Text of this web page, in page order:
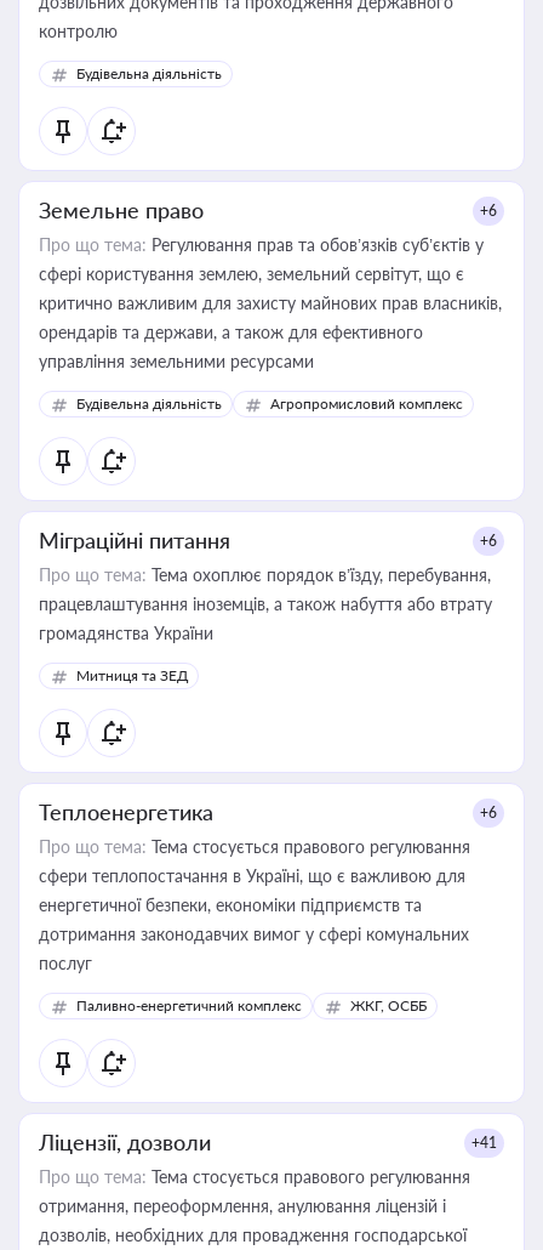
контролю
Будівельна діяльність
Земельне право +6
Про що тема: Регулювання прав та обов’язків суб’єктів у
сфері користування землею, земельний сервітут, що є
критично важливим для захисту майнових прав власників,
орендарів та держави, а також для ефективного
управління земельними ресурсами
Будівельна діяльність Агропромисловий комплекс
Міграційні питання +6
Про що тема: Тема охоплює порядок в’їзду, перебування,
працевлаштування іноземців, а також набуття або втрату
громадянства України
Митниця та ЗЕД
Теплоенергетика +6
Про що тема: Тема стосується правового регулювання
сфери теплопостачання в Україні, що є важливою для
енергетичної безпеки, економіки підприємств та
дотримання законодавчих вимог у сфері комунальних
послуг
Паливно-енергетичний комплекс ЖКГ, ОСББ
Ліцензії, дозволи +41
Про що тема: Тема стосується правового регулювання
отримання, переоформлення, анулювання ліцензій і
дозволів, необхідних для провадження господарської